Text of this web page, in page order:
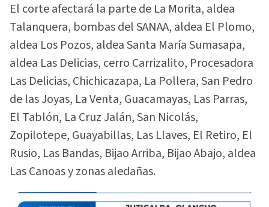
El corte afectará la parte de La Morita, aldea
Talanquera, bombas del SANAA, aldea El Plomo,
aldea Los Pozos, aldea Santa María Sumasapa,
aldea Las Delicias, cerro Carrizalito, Procesadora
Las Delicias, Chichicazapa, La Pollera, San Pedro
de las Joyas, La Venta, Guacamayas, Las Parras,
El Tablón, La Cruz Jalán, San Nicolás,
Zopilotepe, Guayabillas, Las Llaves, El Retiro, El
Rusio, Las Bandas, Bijao Arriba, Bijao Abajo, aldea
Las Canoas y zonas aledañas.